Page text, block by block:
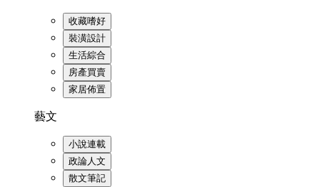
收藏嗜好
裝潢設計
生活綜合
房產買賣
家居佈置
藝文
小說連載
政論人文
散文筆記